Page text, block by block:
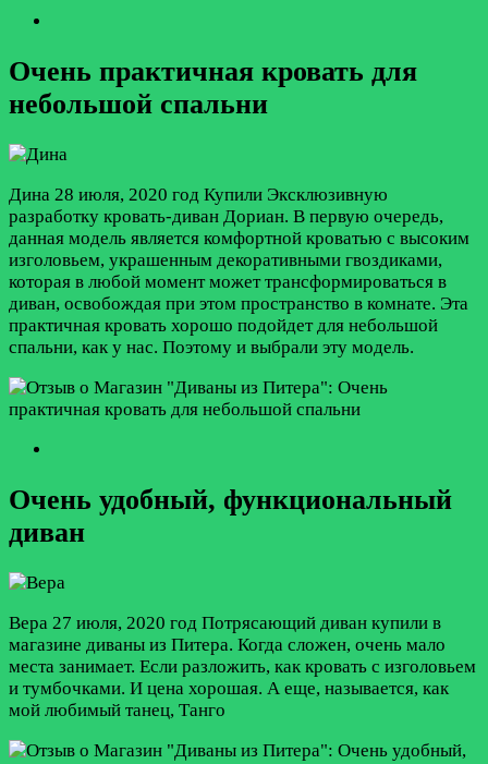
Очень практичная кровать для
небольшой спальни
Дина 28 июля, 2020 год Купили Эксклюзивную
разработку кровать-диван Дориан. В первую очередь,
данная модель является комфортной кроватью с высоким
изголовьем, украшенным декоративными гвоздиками,
которая в любой момент может трансформироваться в
диван, освобождая при этом пространство в комнате. Эта
практичная кровать хорошо подойдет для небольшой
спальни, как у нас. Поэтому и выбрали эту модель.
Очень удобный, функциональный
диван
Вера 27 июля, 2020 год Потрясающий диван купили в
магазине диваны из Питера. Когда сложен, очень мало
места занимает. Если разложить, как кровать с изголовьем
и тумбочками. И цена хорошая. А еще, называется, как
мой любимый танец, Танго